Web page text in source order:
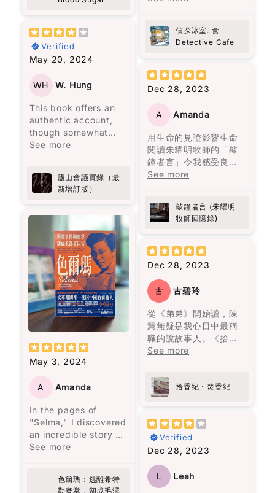
reflect more than I
expected. About
grief, about
forgiveness, about
people even when it’s
not easy. It’s not
heavy in an
overwhelming way,
but it stays with you.
effect: this book
made me curious
to give too much
away. But this is one
of those books that
doesn’t just end when
you finish it. It kind of
follows you for a
while.
I don’t have many
this one is definitely
on the list now.
widely to shed light
deserves greater
attention.
需要依靠咖啡來保持清
效果常常伴隨著更嚴重
的疲憊和煩躁。
比如建議先吃沙拉再吃
主餐，還有避免空腹吃
高糖食物。我開始實施
這些方法後，發現能量
水平變得更加穩定，下
午的疲憊感也消失了。
幾乎不再發生了，而腹
部的改善也非常明顯！
作為亞洲人，我知道自
己面對糖尿病的風險比
其他族群更高。 這本書
不僅幫助我穩定血糖，
還激勵我更加注重健
康，並且能在繁忙的生
活中輕鬆融入這些簡單
而有效的策略。如果你
跟我一樣忙碌，又擔心
糖尿病風險，這本書真
Verified
May 20, 2024
WH W. Hung
This book offers an
authentic account,
though somewhat
lengthy, from a
political meeting
called by Chairman
Initially intended to
address
administrative
shortcomings, the
meeting escalated
into a political storm
following a letter from
General Peng Dehuai,
who criticized many
of Mao's policies. The
book provides a
revealing glimpse into
the internal political
top echelons of the
Party. However,
readers should
approach it with a
degree of skepticism,
party member and
may not adopt a
See more
廬山會議實錄（最
新增訂版）
May 3, 2024
A Amanda
In the pages of
"Selma," I discovered
an incredible story of
resilience and
Selma's journey,
See more
色爾瑪：逃離希特
勒魔掌，卻成毛澤
《百年孤寂》讀的是什
的孤獨。
困難。
當然是不可原諒的，但
大部分的暴力是無形的
傷害。用言語貶低、冷
怒無常等，這些都會造
且難以展示給他人看，
心靈上的痛苦更加深
刻。
開了那個打她的男人，
並打破了母親相同命運
閱讀完這本書後，我感
到獲得了面對生命痛苦
命中最愛的人，並思考
如何最愛待自己。這本
書教會我們，愛是要找
一個願意一直陪伴、支
持並灌溉你的人，而不
是將你視為可隨時擁有
花朵盛開了，正如智者
巴觀所說："當你喜歡上
你愛上一朵花，你天天
灌溉它。" 最終，愛是要
找一個願意一直灌溉你
可以隨意擁有的人。
正宗嘅港式佳餚，令人
回味無窮。陳浩基呢位
入菜，以灣仔老牌德國
菜館「茜茜餐廳」為廚
房，將難以拍得嘅兄弟
而《唐人街肉醬意粉藏
屍案》由神秘作家黑貓C
主理，以一道焗肉醬意
粉揭示茶餐廳嘅不可告
人嘅秘密，真係啱啱好
味又出奇制勝。其他嘅
蕾嘅一場奇妙之旅，啲
懸疑、驚悚、笑料就似
食神樂園，更係陳浩基
同其他作家嘅文學饗
宴，睇得過癮又回味無
窮。
偵探冰室. 食
Detective Cafe
Dec 28, 2023
A Amanda
用生命的見證影響生命
閱讀朱耀明牧師的「敲
鐘者言」令我感受良
多。當中遇上生命的挫
為我的指南。朱牧加
油！💪🏻
See more
敲鐘者言 (朱耀明
牧師回憶錄)
Dec 28, 2023
古 古碧玲
從《弟弟》開始讀，陳
慧無疑是我心目中最稱
職的說故事人。《拾香
紀 焚香紀》寫九七前的
紀連結，照常不炫技，
寫得讓人在新聞中的事
件驚心動魄，回不去的
媽們的作為與不作為。
開卷啟頁就放不下的
書。
See more
拾香紀・焚香紀
Verified
Dec 28, 2023
L Leah